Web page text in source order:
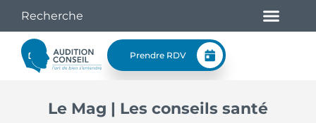
Prendre RDV
Le Mag | Les conseils santé